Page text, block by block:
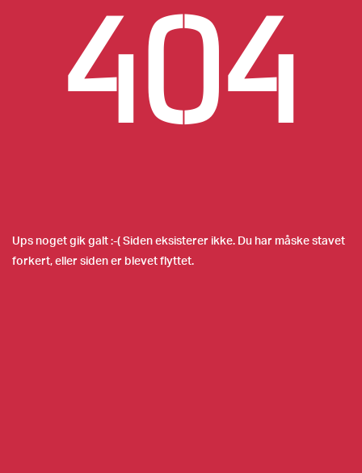
404
Ups noget gik galt :-( Siden eksisterer ikke. Du har måske stavet
forkert, eller siden er blevet flyttet.